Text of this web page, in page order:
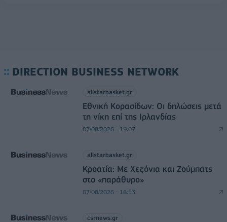
DIRECTION BUSINESS NETWORK
allstarbasket.gr
Εθνική Κορασίδων: Οι δηλώσεις μετά
τη νίκη επί της Ιρλανδίας
07/08/2026 - 19:07
allstarbasket.gr
Κροατία: Με Χεζόνια και Ζούμπατς
στο «παράθυρο»
07/08/2026 - 18:53
csrnews.gr